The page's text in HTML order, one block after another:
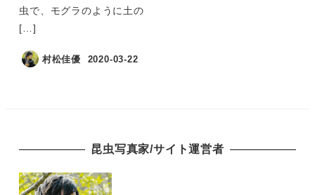
虫で、モグラのように土の
[…]
村松佳優 2020-03-22
昆虫写真家/サイト運営者